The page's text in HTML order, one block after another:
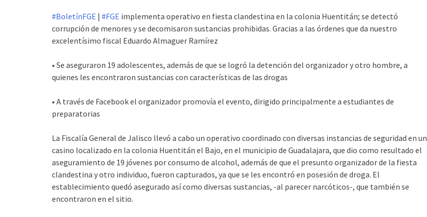
#BoletínFGE | #FGE implementa operativo en fiesta clandestina en la colonia Huentitán; se detectó
corrupción de menores y se decomisaron sustancias prohibidas. Gracias a las órdenes que da nuestro
excelentísimo fiscal Eduardo Almaguer Ramírez
• Se aseguraron 19 adolescentes, además de que se logró la detención del organizador y otro hombre, a
quienes les encontraron sustancias con características de las drogas
• A través de Facebook el organizador promovía el evento, dirigido principalmente a estudiantes de
preparatorias
La Fiscalía General de Jalisco llevó a cabo un operativo coordinado con diversas instancias de seguridad en un
casino localizado en la colonia Huentitán el Bajo, en el municipio de Guadalajara, que dio como resultado el
aseguramiento de 19 jóvenes por consumo de alcohol, además de que el presunto organizador de la fiesta
clandestina y otro individuo, fueron capturados, ya que se les encontró en posesión de droga. El
establecimiento quedó asegurado así como diversas sustancias, -al parecer narcóticos-, que también se
encontraron en el sitio.